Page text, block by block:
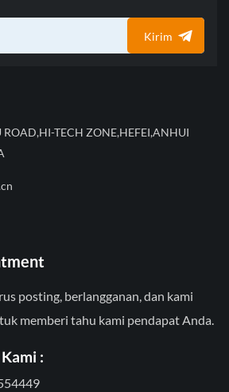
Kirim
TECH ZONE,HEFEI,ANHUI
posting, berlangganan, dan kami
memberi tahu kami pendapat Anda.
: